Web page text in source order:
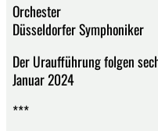
Orchester
Düsseldorfer Symphoniker
Der Uraufführung folgen
Januar 2024
***